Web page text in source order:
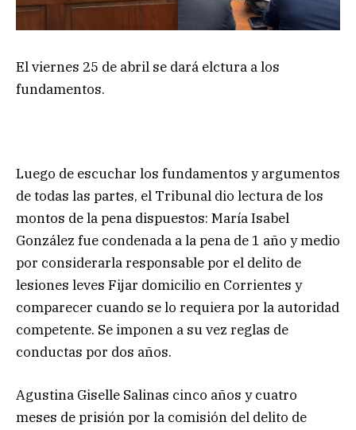
El viernes 25 de abril se dará elctura a los
fundamentos.
Luego de escuchar los fundamentos y argumentos
de todas las partes, el Tribunal dio lectura de los
montos de la pena dispuestos: María Isabel
González fue condenada a la pena de 1 año y medio
por considerarla responsable por el delito de
lesiones leves Fijar domicilio en Corrientes y
comparecer cuando se lo requiera por la autoridad
competente. Se imponen a su vez reglas de
conductas por dos años.
Agustina Giselle Salinas cinco años y cuatro
meses de prisión por la comisión del delito de